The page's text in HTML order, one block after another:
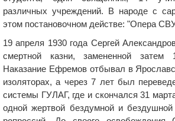
различных учреждений. В народе с
этом постановочном действе: "Опера
19 апреля 1930 года Сергей
смертной казни, замененной затем
Наказание Ефремов отбывал в
изоляторах, а через 7 лет был
системы ГУЛАГ, где и скончался 31
одной жертвой бездумной и